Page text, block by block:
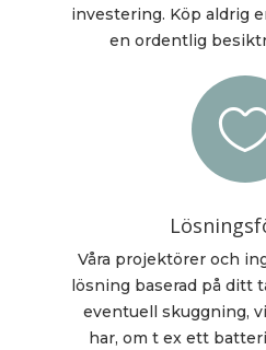
investering. Köp aldrig
en ordentlig
Våra projektörer och
lösning baserad på ditt
eventuell skuggning,
har, om t ex ett